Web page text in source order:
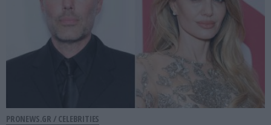
PRONEWS.GR / CELEBRITIES